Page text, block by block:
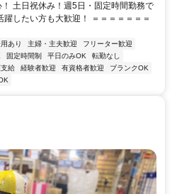
土日祝休み！週5日・固定時間勤務で
したい方も大歓迎！ ＝＝＝＝＝＝＝
あり 主婦・主夫歓迎
フリーター歓迎
固定時間制 平日のみOK
転勤なし
給 経験者歓迎 有資格者歓迎
ブランクOK